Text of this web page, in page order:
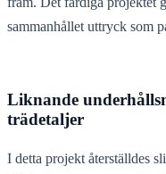
sammanhållet uttryck som
Liknande
trädetaljer
I detta projekt återställdes